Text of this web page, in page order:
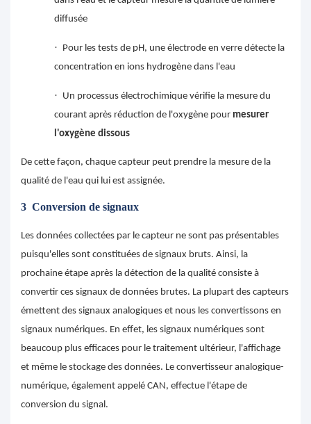
diffusée
· Pour les tests de pH, une électrode en verre détecte la
concentration en ions hydrogène dans l'eau
· Un processus électrochimique vérifie la mesure du
courant après réduction de l'oxygène pour mesurer
l'oxygène dissous
De cette façon, chaque capteur peut prendre la mesure de la
qualité de l'eau qui lui est assignée.
3 Conversion de signaux
Les données collectées par le capteur ne sont pas présentables
puisqu'elles sont constituées de signaux bruts. Ainsi, la
prochaine étape après la détection de la qualité consiste à
convertir ces signaux de données brutes. La plupart des capteurs
émettent des signaux analogiques et nous les convertissons en
signaux numériques. En effet, les signaux numériques sont
beaucoup plus efficaces pour le traitement ultérieur, l'affichage
et même le stockage des données. Le convertisseur analogique-
numérique, également appelé CAN, effectue l'étape de
conversion du signal.